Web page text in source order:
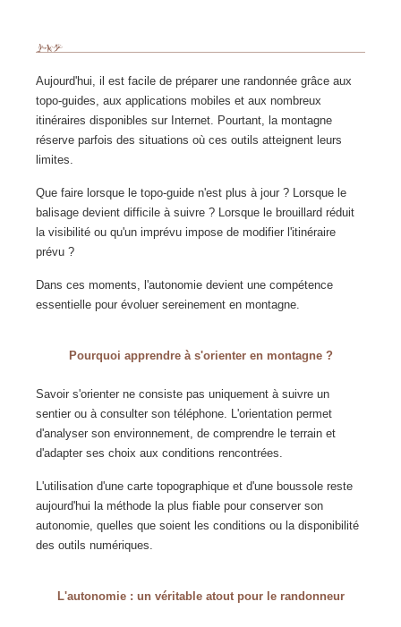
Aujourd'hui, il est facile de préparer une randonnée grâce aux
topo-guides, aux applications mobiles et aux nombreux
itinéraires disponibles sur Internet. Pourtant, la montagne
réserve parfois des situations où ces outils atteignent leurs
limites.
Que faire lorsque le topo-guide n'est plus à jour ? Lorsque le
balisage devient difficile à suivre ? Lorsque le brouillard réduit
la visibilité ou qu'un imprévu impose de modifier l'itinéraire
prévu ?
Dans ces moments, l'autonomie devient une compétence
essentielle pour évoluer sereinement en montagne.
Pourquoi apprendre à s'orienter en montagne ?
Savoir s'orienter ne consiste pas uniquement à suivre un
sentier ou à consulter son téléphone. L'orientation permet
d'analyser son environnement, de comprendre le terrain et
d'adapter ses choix aux conditions rencontrées.
L'utilisation d'une carte topographique et d'une boussole reste
aujourd'hui la méthode la plus fiable pour conserver son
autonomie, quelles que soient les conditions ou la disponibilité
des outils numériques.
L'autonomie : un véritable atout pour le randonneur